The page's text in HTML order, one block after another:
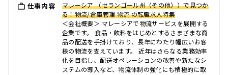
仕事内容
マレーシア （セランゴール州（その他））で見つか
る！物流/倉庫管理 物流 の転職求人特集
＜会社概要＞ マレーシアで物流サービスを展開する
企業です。 食品・飲料をはじめとするさまざまな商
品の配送を手掛けており、長年にわたり幅広いお客
様の物流を支えています。 近年はさらなる業務効率
化を目指し、配送オペレーションの改善や新たなシ
ステムの導入など、物流体制の強化にも積極的に取